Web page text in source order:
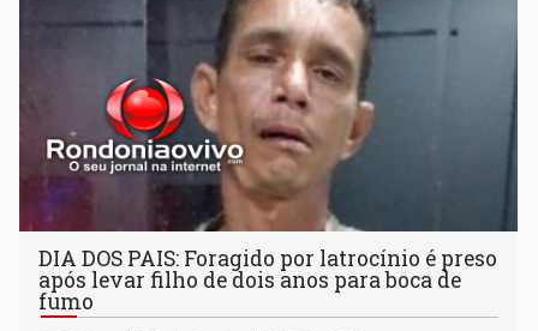
DIA DOS PAIS: Foragido por latrocínio é preso
após levar filho de dois anos para boca de
fumo